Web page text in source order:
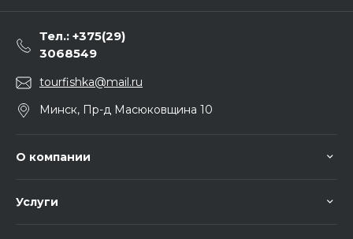
Тел.: +375(29)
3068549
tourfishka@mail.ru
Минск, Пр-д Масюковщина 10
О компании
Услуги